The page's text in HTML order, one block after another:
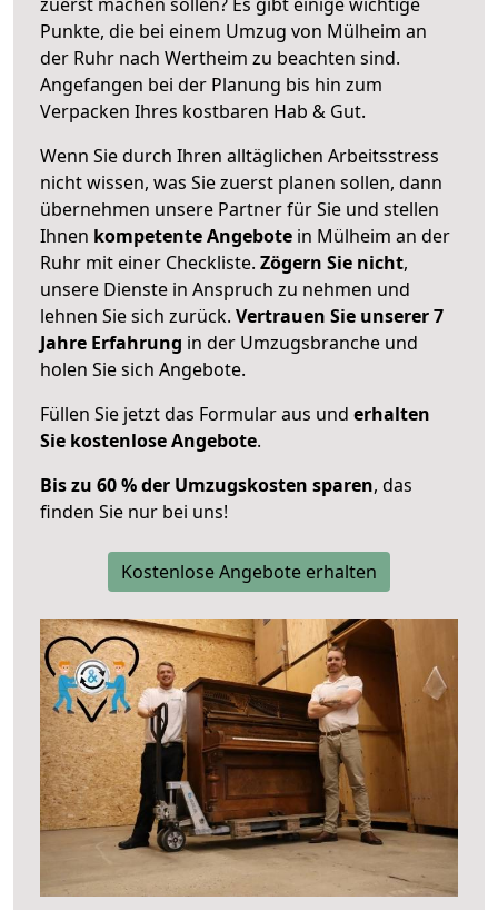
Punkte, die bei einem Umzug von Mülheim an
der Ruhr nach Wertheim zu beachten sind.
Angefangen bei der Planung bis hin zum
Verpacken Ihres kostbaren Hab & Gut.
Wenn Sie durch Ihren alltäglichen Arbeitsstress
nicht wissen, was Sie zuerst planen sollen, dann
übernehmen unsere Partner für Sie und stellen
Ihnen kompetente Angebote in Mülheim an der
Ruhr mit einer Checkliste. Zögern Sie nicht,
unsere Dienste in Anspruch zu nehmen und
lehnen Sie sich zurück. Vertrauen Sie unserer 7
Jahre Erfahrung in der Umzugsbranche und
holen Sie sich Angebote.
Füllen Sie jetzt das Formular aus und erhalten
Sie kostenlose Angebote.
Bis zu 60 % der Umzugskosten sparen, das
finden Sie nur bei uns!
Kostenlose Angebote erhalten